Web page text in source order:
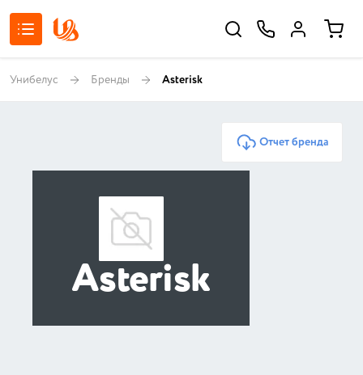
Унибелус Бренды Asterisk
Отчет бренда
Asterisk